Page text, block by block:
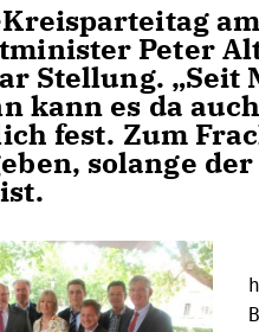
Peter
Stellung. „Seit
kann es da
fest. Zum
solange